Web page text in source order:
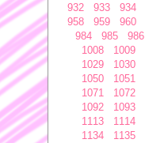
932
933 934
958
959 960
984
985 986
1008
1009
1029
1030
1050
1051
1071
1072
1092
1093
1113
1114
1134
1135